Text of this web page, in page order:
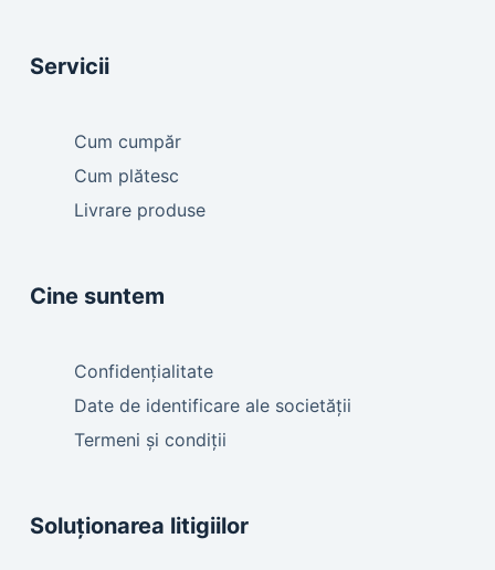
Servicii
Cum cumpăr
Cum plătesc
Livrare produse
Cine suntem
Confidențialitate
Date de identificare ale societății
Termeni și condiții
Soluționarea litigiilor